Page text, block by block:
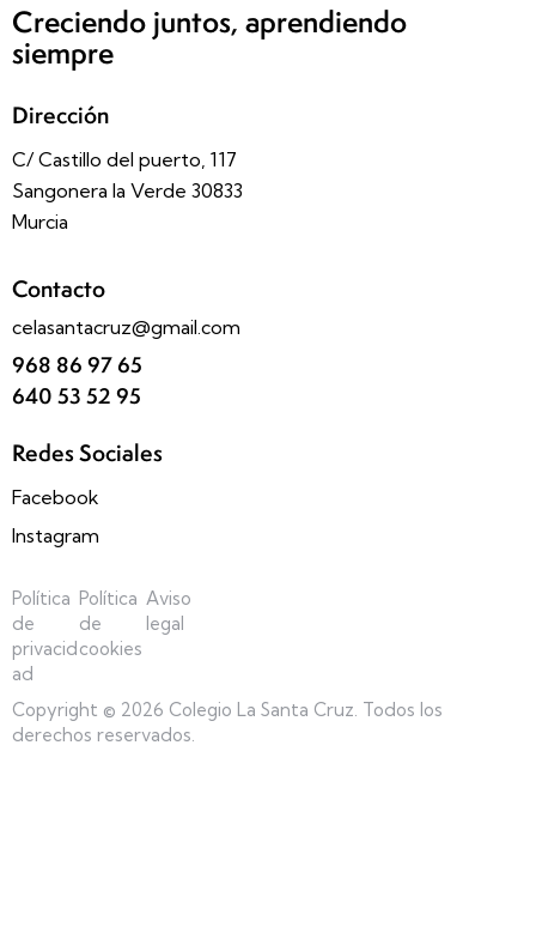
Creciendo juntos, aprendiendo
siempre
Dirección
C/ Castillo del puerto, 117
Sangonera la Verde 30833
Murcia
Contacto
celasantacruz@gmail.com
968 86 97 65
640 53 52 95
Redes Sociales
Facebook
Instagram
Política
de
privacid
ad
Política
de
cookies
Aviso
legal
Copyright © 2026 Colegio La Santa Cruz. Todos los
derechos reservados.